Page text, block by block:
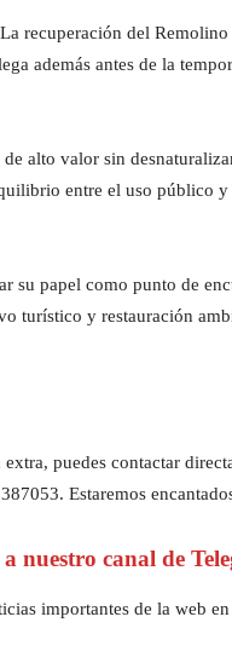
recuperación del
además antes de la
alto valor sin
entre el uso público
papel como punto de
turístico y restauración
puedes contactar
Estaremos
nuestro canal de
importantes de la web